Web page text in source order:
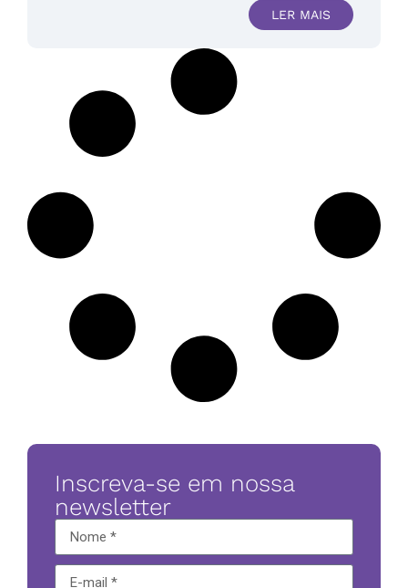
LER MAIS
Inscreva-se em nossa
newsletter